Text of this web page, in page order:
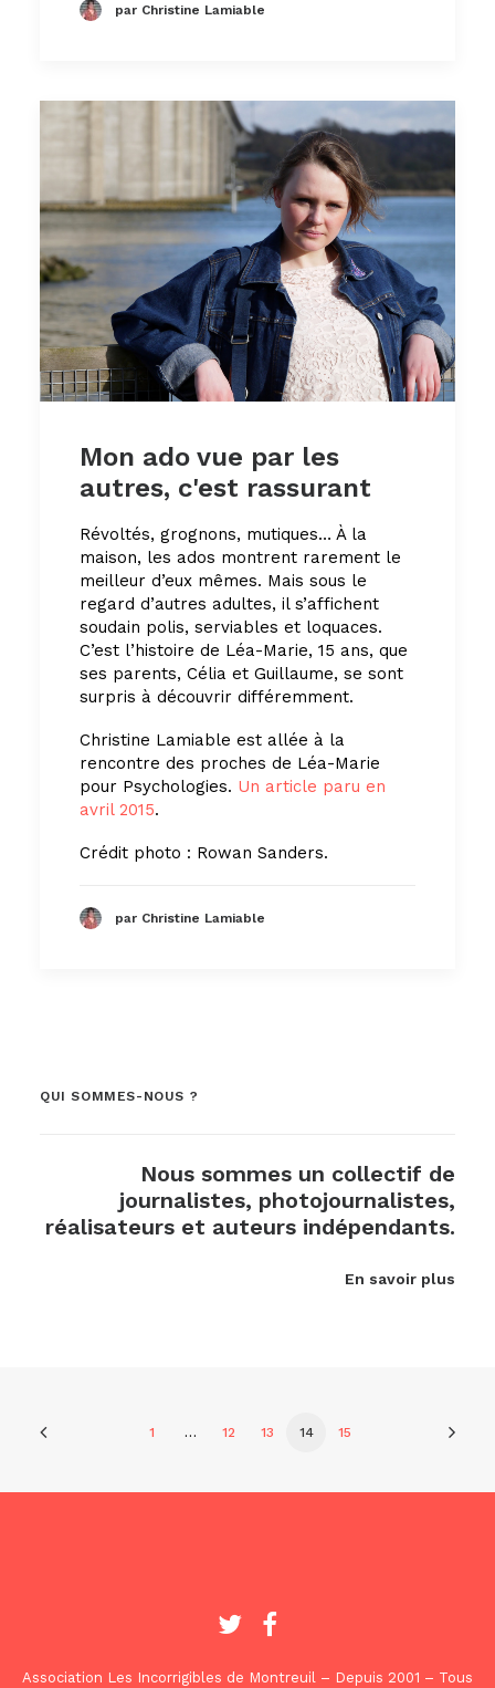
par Christine Lamiable
Mon ado vue par les
autres, c'est rassurant
Révoltés, grognons, mutiques… À la
maison, les ados montrent rarement le
meilleur d’eux mêmes. Mais sous le
regard d’autres adultes, il s’affichent
soudain polis, serviables et loquaces.
C’est l’histoire de Léa-Marie, 15 ans, que
ses parents, Célia et Guillaume, se sont
surpris à découvrir différemment.
Christine Lamiable est allée à la
rencontre des proches de Léa-Marie
pour Psychologies. Un article paru en
avril 2015.
Crédit photo : Rowan Sanders.
par Christine Lamiable
QUI SOMMES-NOUS ?
Nous sommes un collectif de
journalistes, photojournalistes,
réalisateurs et auteurs indépendants.
En savoir plus
1 … 12 13 14 15
Association Les Incorrigibles de Montreuil – Depuis 2001 – Tous